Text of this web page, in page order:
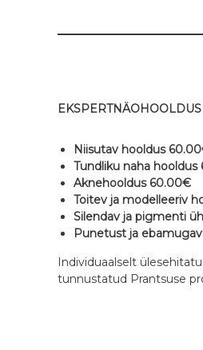
i
o
k
t
e
n
n
i
s
Niisutav hooldus
Tundliku naha
Aknehooldus 60.00€
Toitev ja modelleeriv
Silendav ja pigmenti
Punetust ja
Individuaalselt
tunnustatud Prantsuse